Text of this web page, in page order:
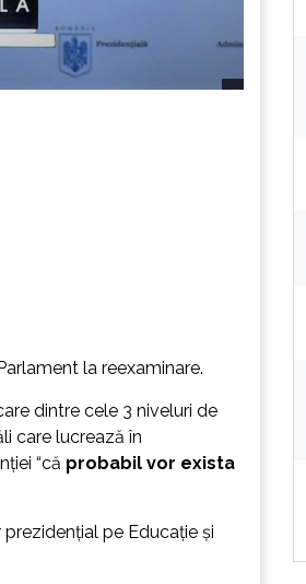
la reexaminare.
dintre cele 3 niveluri de
care lucrează în
“că probabil vor exista
pe Educație şi